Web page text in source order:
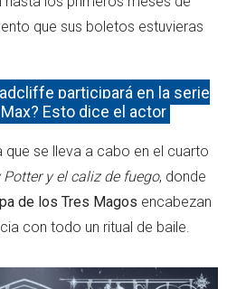
que sus boletos estuvieras
participará en la serie
Esto dice el actor
que se lleva a cabo en el cuarto
Potter y el caliz de fuego, donde
de los Tres Magos encabezan
con todo un ritual de baile.